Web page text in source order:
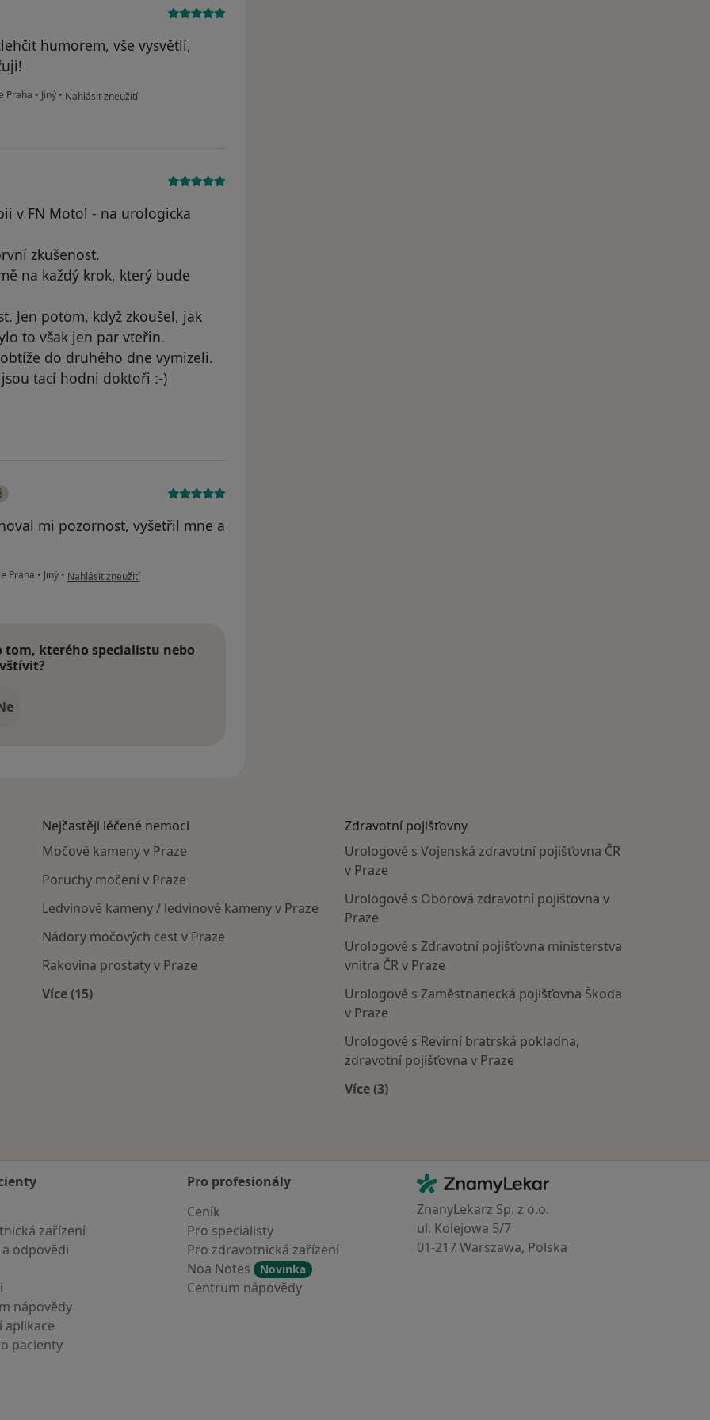
humorem, vše vysvětlí,
Praha • Jiný • podle názoru uživatele Martin Bartoš
Nahlásit zneužití
v FN Motol - na urologicka
zkušenost.
na každý krok, který bude
Jen potom, když zkoušel, jak
to však jen par vteřin.
do druhého dne vymizeli.
tací hodni doktoři :-)
mi pozornost, vyšetřil mne a
Praha • Jiný • podle názoru uživatele Váš účet byl odstraněn
Nahlásit zneužití
kterého specialistu nebo
Nejčastěji léčené nemoci
Močové kameny v Praze
Poruchy močení v Praze
Ledvinové kameny / ledvinové kameny v Praze
Nádory močových cest v Praze
Rakovina prostaty v Praze
Více (15)
Zdravotní pojišťovny
Urologové s Vojenská zdravotní pojišťovna ČR
v Praze
Urologové s Oborová zdravotní pojišťovna v
Praze
Urologové s Zdravotní pojišťovna ministerstva
vnitra ČR v Praze
Urologové s Zaměstnanecká pojišťovna Škoda
v Praze
Urologové s Revírní bratrská pokladna,
zdravotní pojišťovna v Praze
Více (3)
zařízení
odpovědi
nápovědy
aplikace
pacienty
Pro profesionály
Ceník
Pro specialisty
Pro zdravotnická zařízení
Noa Notes
Novinka
Centrum nápovědy
Kontakt
ZnamyLekar - Hlavní stránka
ZnanyLekarz Sp. z o.o.
ul. Kolejowa 5/7
01-217 Warszawa, Polska